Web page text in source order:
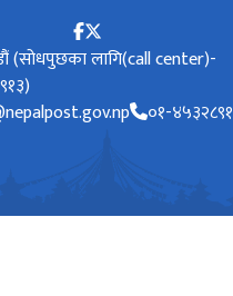
(सोधपुछका लागि(call center)-
०१-४५३२८९१